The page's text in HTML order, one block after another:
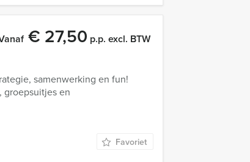
€ 27,50 p.p. excl. BTW
samenwerking en fun!
groepsuitjes en
Favoriet